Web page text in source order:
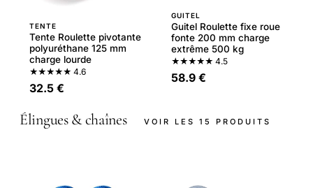
TENTE
Tente Roulette pivotante
polyuréthane 125 mm
charge lourde
★★★★★ 4.6
32.5 €
GUITEL
Guitel Roulette fixe roue
fonte 200 mm charge
extrême 500 kg
★★★★★ 4.5
58.9 €
Élingues & chaînes VOIR LES 15 PRODUITS